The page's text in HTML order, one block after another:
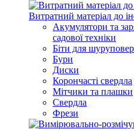
Витратний матеріал до
Акумулятори та
садової техніки
Біти для
Бури
Диски
Корончасті свердла
Мітчики та плашки
Свердла
Фрези